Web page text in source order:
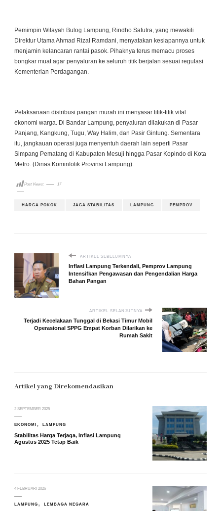
Pemimpin Wilayah Bulog Lampung, Rindho Safutra, yang mewakili
Direktur Utama Ahmad Rizal Ramdani, menyatakan kesiapannya untuk
menjamin kelancaran rantai pasok. Pihaknya terus memacu proses
bongkar muat agar penyaluran ke seluruh titik berjalan sesuai regulasi
Kementerian Perdagangan.
Pelaksanaan distribusi pangan murah ini menyasar titik-titik vital
ekonomi warga. Di Bandar Lampung, penyaluran dilakukan di Pasar
Panjang, Kangkung, Tugu, Way Halim, dan Pasir Gintung. Sementara
itu, jangkauan operasi juga menyentuh daerah lain seperti Pasar
Simpang Pematang di Kabupaten Mesuji hingga Pasar Kopindo di Kota
Metro. (Dinas Kominfotik Provinsi Lampung).
Post Views: 17
HARGA POKOK JAGA STABILITAS LAMPUNG PEMPROV
ARTIKEL SEBELUMNYA
Inflasi Lampung Terkendali, Pemprov Lampung
Intensifkan Pengawasan dan Pengendalian Harga
Bahan Pangan
ARTIKEL SELANJUTNYA
Terjadi Kecelakaan Tunggal di Bekasi Timur Mobil
Operasional SPPG Empat Korban Dilarikan ke
Rumah Sakit
Artikel yang Direkomendasikan
2 SEPTEMBER 2025
EKONOMI LAMPUNG
Stabilitas Harga Terjaga, Inflasi Lampung
Agustus 2025 Tetap Baik
4 FEBRUARI 2026
LAMPUNG LEMBAGA NEGARA